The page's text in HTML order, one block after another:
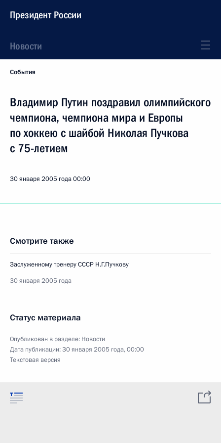
Президент России
Новости
События
Владимир Путин поздравил олимпийского
чемпиона, чемпиона мира и Европы
по хоккею с шайбой Николая Пучкова
с 75-летием
30 января 2005 года00:00
Смотрите также
Заслуженному тренеру СССР Н.Г.Пучкову
30 января 2005 года
Статус материала
Опубликован в разделе: Новости
Дата публикации:30 января 2005 года, 00:00
Текстовая версия